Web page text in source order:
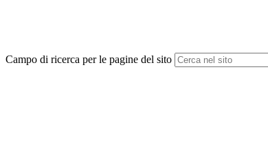
Campo di ricerca per le pagine del sito